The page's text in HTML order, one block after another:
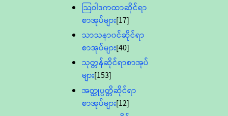
သြဝါဒကထာဆိုင်ရာ
စာအုပ်များ[17]
သာသနာ၀င်ဆိုင်ရာ
စာအုပ်များ[40]
သုတ္တန်ဆိုင်ရာစာအုပ်
များ[153]
အတ္ထုပ္ပတ္တိဆိုင်ရာ
စာအုပ်များ[12]